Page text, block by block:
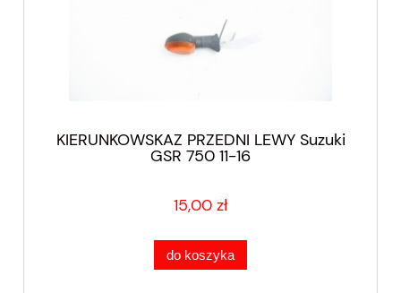
KIERUNKOWSKAZ PRZEDNI LEWY Suzuki
GSR 750 11-16
15,00 zł
do koszyka